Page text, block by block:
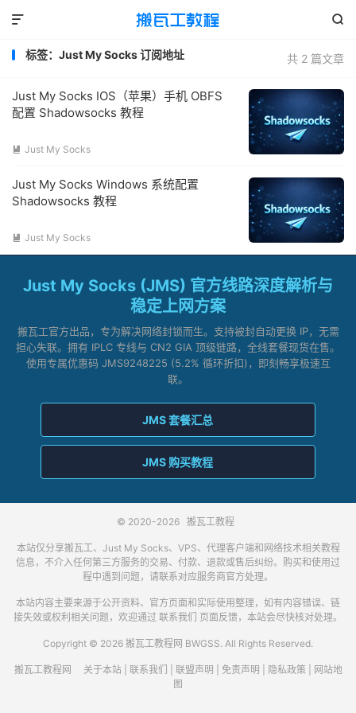


共 2 篇文章
标签：Just My Socks 订阅地址
Just My Socks IOS（苹果）手机 OBFS
配置 Shadowsocks 教程
 Just My Socks
Just My Socks Windows 系统配置
Shadowsocks 教程
 Just My Socks
Just My Socks (JMS) 官方线路深度解析与
稳定上网方案
搬瓦工官方出品，专为解决网络封锁而生。支持被封自动更换 IP，无需
担心失联。拥有 IPLC 专线与 CN2 GIA 顶级链路，全线套餐现货在售。
使用专属优惠码 JMS9248225 (5.2% 循环折扣)，即刻畅享极速互
联。
JMS 套餐汇总
JMS 购买教程
© 2020-2026 搬瓦工教程
本站仅分享搬瓦工、Just My Socks、VPS、代理客户端和网络技术相关教程
信息，不介入任何第三方服务的交易、付款、退款或售后纠纷。购买和使用过
程中遇到问题，请联系对应服务商官方处理。
本站内容主要来源于公开资料、官方页面和实际使用整理，如有内容错误、链
接失效或权利相关问题，欢迎通过 联系我们 页面反馈，本站会尽快核对处理。
Copyright © 2026 搬瓦工教程网 BWGSS. All Rights Reserved.
搬瓦工教程网 关于本站| 联系我们 联盟声明 免责声明 隐私政策
网站地
图